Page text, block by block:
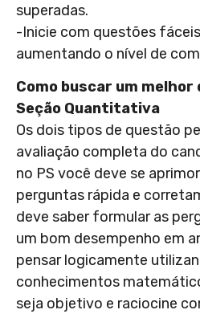
superadas.
-Inicie com questões
aumentando o nível de
Como buscar um melhor
Seção Quantitativa
Os dois tipos de questão
avaliação completa do
no PS você deve se
perguntas rápida e
deve saber formular as
um bom desempenho em
pensar logicamente
conhecimentos
seja objetivo e raciocine